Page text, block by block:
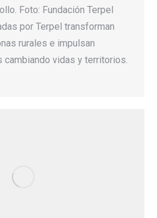
Foto: Fundación Terpel
por Terpel transforman
rurales e impulsan
cambiando vidas y territorios.